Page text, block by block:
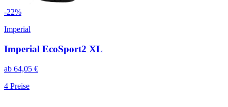
-22%
Imperial
Imperial EcoSport2 XL
ab 64,05 €
4 Preise